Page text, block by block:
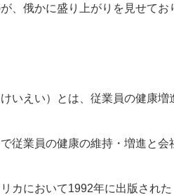
、俄かに盛り上がりを見せて
いえい）とは、従業員の健康
従業員の健康の維持・増進と
カにおいて1992年に出版され